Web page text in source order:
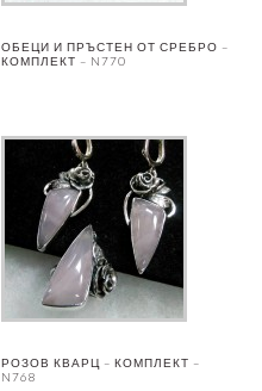
ОБЕЦИ И ПРЪСТЕН ОТ СРЕБРО –
КОМПЛЕКТ – N770
РОЗОВ КВАРЦ – КОМПЛЕКТ –
N768